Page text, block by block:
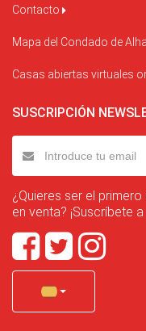
Contacto
Mapa del Condado de
Casas abiertas virtuales
SUSCRIPCIÓN
¿Quieres ser el
en venta? ¡Suscríbete